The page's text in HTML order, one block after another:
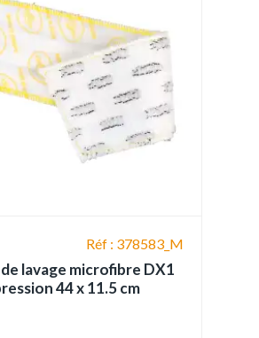
Réf : 378583_M
lavage microfibre DX1
44 x 11.5 cm